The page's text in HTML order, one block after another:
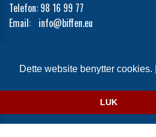
Dette website benytter cookies.
LUK
Telefon: 98 16 99 77
Email: info@biffen.eu